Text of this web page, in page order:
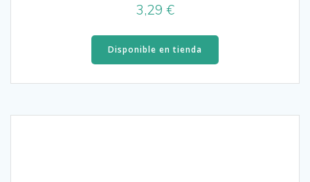
3,29€
Disponible en tienda